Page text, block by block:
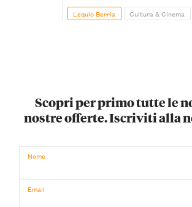
Lequio Berria Cultura & Cinema
Scopri per primo tutte le
nostre offerte. Iscriviti alla
Nome
Email